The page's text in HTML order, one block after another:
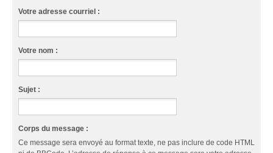
Votre adresse courriel :
Votre nom :
Sujet :
Corps du message :
Ce message sera envoyé au format texte, ne pas inclure de code HTML